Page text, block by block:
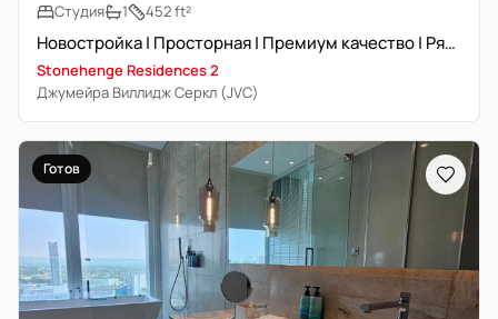
Студия
1 452 ft²
Новостройка | Просторная | Премиум качество | Рядом с выездом
Stonehenge Residences 2
Джумейра Виллидж Серкл (JVC)
Готов